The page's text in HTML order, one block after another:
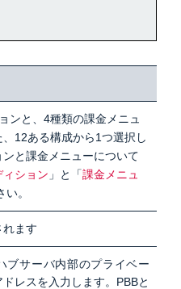
ンと、4種類の課金メニュ
12ある構成から1つ選択し
と課金メニューについて
ィション 」と「課金メニュ
。
れます
ブサーバ内部のプライベー
ドレスを入力します。PBBと